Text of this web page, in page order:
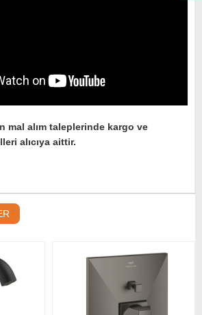
mal alım taleplerinde kargo ve
alıcıya aittir.